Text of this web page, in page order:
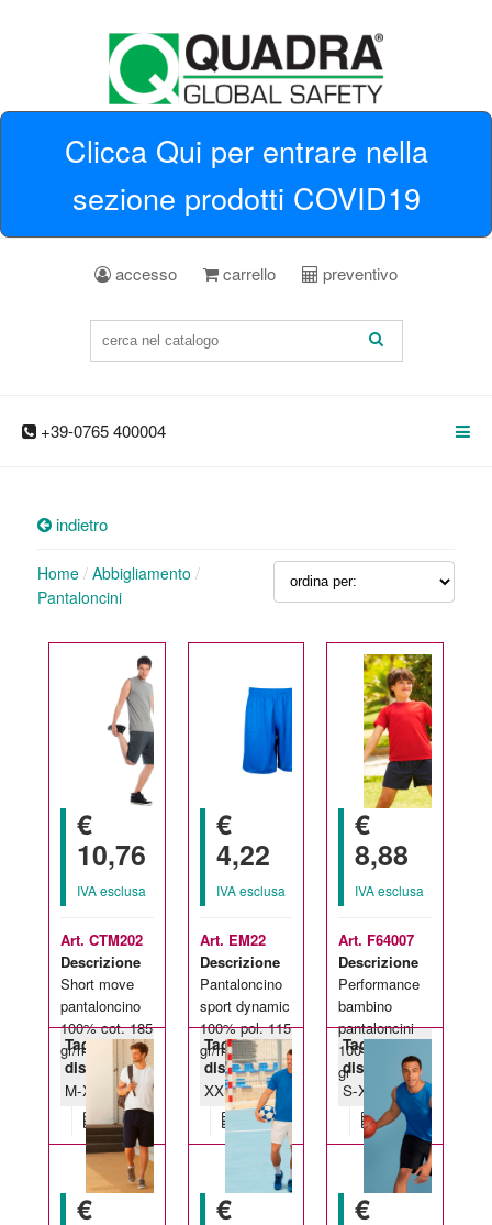
Clicca Qui per entrare nella
sezione prodotti COVID19
accesso carrello preventivo
+39-0765 400004
indietro
Home/ Abbigliamento /
Pantaloncini
€
10,76
IVA esclusa
Art. CTM202
Descrizione
Short move
pantaloncino
100% cot. 185
gr/m2
Taglie
disponibili:
M-XXL
€
4,22
IVA esclusa
Art. EM22
Descrizione
Pantaloncino
sport dynamic
100% pol. 115
gr/m2
Taglie
disponibili:
XXS-XXL
€
8,88
IVA esclusa
Art. F64007
Descrizione
Performance
bambino
pantaloncini
100% pol 140
gr
Taglie
disponibili:
S-XXL
€ € €